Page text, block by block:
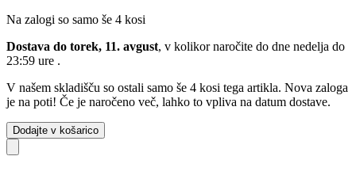
Na zalogi so samo še 4 kosi
Dostava do torek, 11. avgust, v kolikor naročite do dne nedelja do
23:59 ure .
V našem skladišču so ostali samo še 4 kosi tega artikla. Nova zaloga
je na poti! Če je naročeno več, lahko to vpliva na datum dostave.
Dodajte v košarico